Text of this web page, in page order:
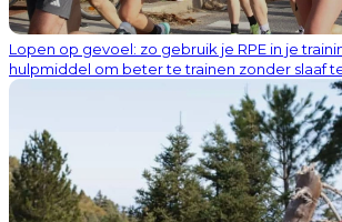
Lopen op gevoel: zo gebruik je RPE in je
hulpmiddel om beter te trainen zonder slaaf